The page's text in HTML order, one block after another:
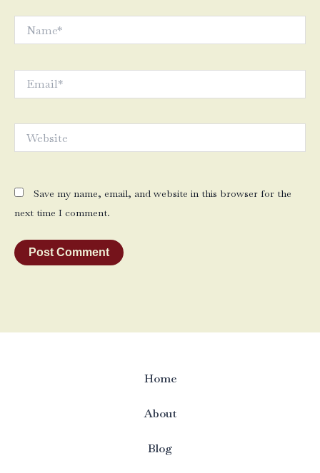
Save my name, email, and website in this browser for the
next time I comment.
Home
About
Blog